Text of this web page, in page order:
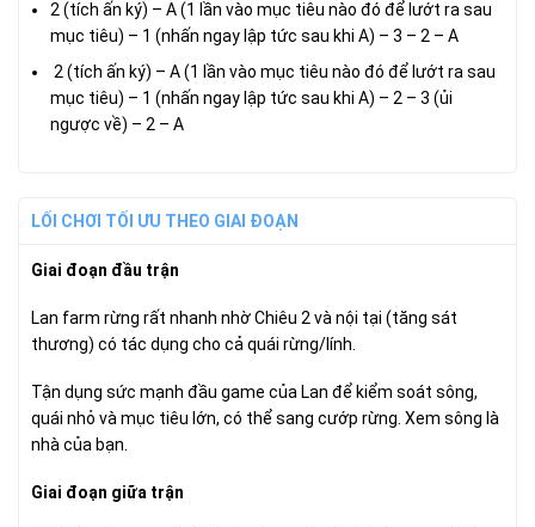
2 (tích ấn ký) – A (1 lần vào mục tiêu nào đó để lướt ra sau
mục tiêu) – 1 (nhấn ngay lập tức sau khi A) – 3 – 2 – A
2 (tích ấn ký) – A (1 lần vào mục tiêu nào đó để lướt ra sau
mục tiêu) – 1 (nhấn ngay lập tức sau khi A) – 2 – 3 (ủi
ngược về) – 2 – A
LỐI CHƠI TỐI ƯU THEO GIAI ĐOẠN
Giai đoạn đầu trận
Lan farm rừng rất nhanh nhờ Chiêu 2 và nội tại (tăng sát
thương) có tác dụng cho cả quái rừng/lính.
Tận dụng sức mạnh đầu game của Lan để kiểm soát sông,
quái nhỏ và mục tiêu lớn, có thể sang cướp rừng. Xem sông là
nhà của bạn.
Giai đoạn giữa trận